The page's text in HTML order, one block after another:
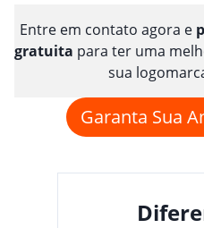
Entre em contato agora e
gratuita para ter uma
sua
Garanta Sua